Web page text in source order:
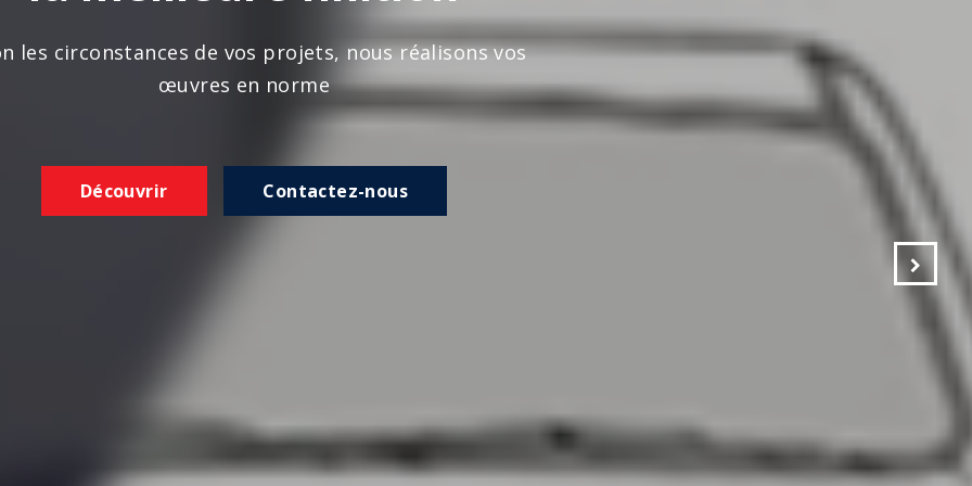
les circonstances de vos projets, nous réalisons vos
œuvres en norme
Découvrir Contactez-nous